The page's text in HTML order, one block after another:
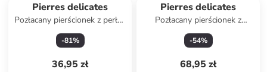
Pierres delicates
Pozłacany pierścionek z perłą i
cyrkoniami
-81%
36,95 zł
Pierres delicates
Pozłacany pierścionek z
agatami
-54%
68,95 zł